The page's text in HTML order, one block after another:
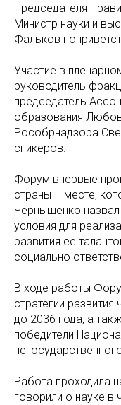
Председателя
Министр науки и
Фальков
Участие в
руководитель
председатель
образования
Рособрнадзора
спикеров.
Форум впервые
страны – месте,
Чернышенко
условия для
развития ее
социально
В ходе работы
стратегии
до 2036 года, а
победители
Работа проходила
говорили о науке в